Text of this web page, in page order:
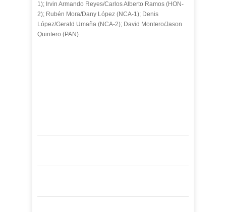
1); Irvin Armando Reyes/Carlos Alberto Ramos (HON-
2); Rubén Mora/Dany López (NCA-1); Denis
López/Gerald Umaña (NCA-2); David Montero/Jason
Quintero (PAN).